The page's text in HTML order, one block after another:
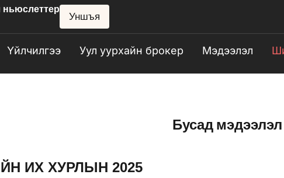
Уншъя
Үйлчилгээ Уул уурхайн брокер Мэдээлэл
ИХ ХУРЛЫН 2025
Бусад мэдээлэл